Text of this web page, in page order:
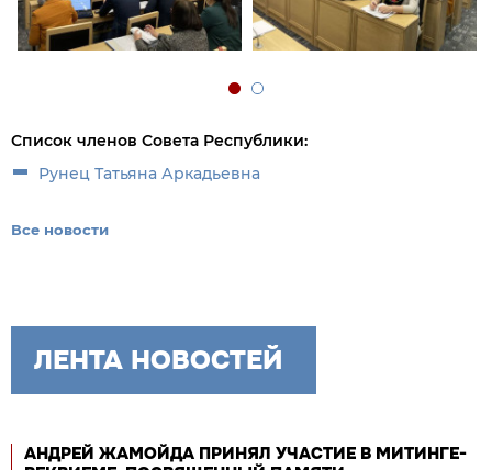
Список членов Совета Республики:
Рунец Татьяна Аркадьевна
Все новости
ЛЕНТА НОВОСТЕЙ
АНДРЕЙ ЖАМОЙДА ПРИНЯЛ УЧАСТИЕ В МИТИНГЕ-